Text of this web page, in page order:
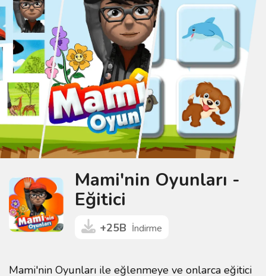
Mami'nin Oyunları -
Eğitici
+25B İndirme
Mami'nin Oyunları ile eğlenmeye ve onlarca eğitici